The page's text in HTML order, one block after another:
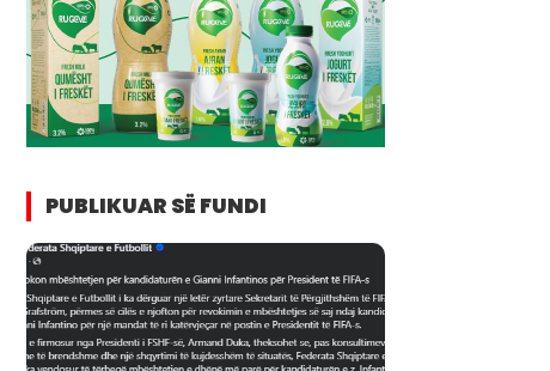
PUBLIKUAR SË FUNDI